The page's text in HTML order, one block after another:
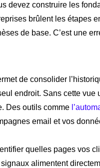
devez construire les
brûlent les étapes
de base. C’est une
de consolider
endroit. Sans cette vue
Des outils comme
email et vos
quelles pages vos
alimentent